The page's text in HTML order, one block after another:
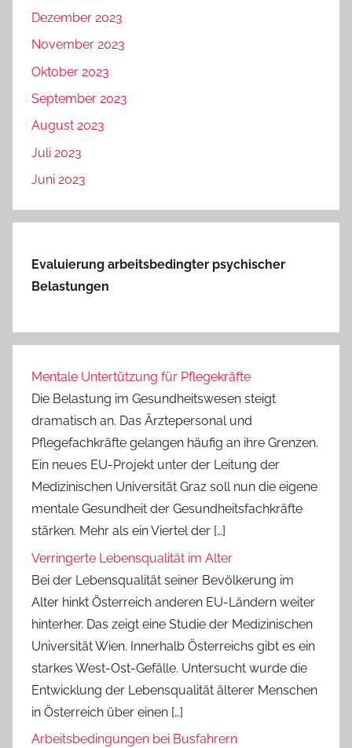
Dezember 2023
November 2023
Oktober 2023
September 2023
August 2023
Juli 2023
Juni 2023
Evaluierung arbeitsbedingter psychischer
Belastungen
Mentale Untertützung für Pflegekräfte
Die Belastung im Gesundheitswesen steigt
dramatisch an. Das Ärztepersonal und
Pflegefachkräfte gelangen häufig an ihre Grenzen.
Ein neues EU-Projekt unter der Leitung der
Medizinischen Universität Graz soll nun die eigene
mentale Gesundheit der Gesundheitsfachkräfte
stärken. Mehr als ein Viertel der […]
Verringerte Lebensqualität im Alter
Bei der Lebensqualität seiner Bevölkerung im
Alter hinkt Österreich anderen EU-Ländern weiter
hinterher. Das zeigt eine Studie der Medizinischen
Universität Wien. Innerhalb Österreichs gibt es ein
starkes West-Ost-Gefälle. Untersucht wurde die
Entwicklung der Lebensqualität älterer Menschen
in Österreich über einen […]
Arbeitsbedingungen bei Busfahrern